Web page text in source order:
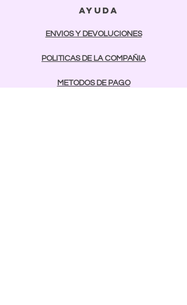
ayuda
ENVIOS Y DEVOLUCIONES
POLITICAS DE LA COMPAÑIA
METODOS DE PAGO